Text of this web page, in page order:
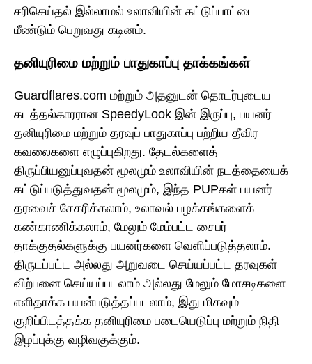
சரிசெய்தல் இல்லாமல் உலாவியின் கட்டுப்பாட்டை
மீண்டும் பெறுவது கடினம்.
தனியுரிமை மற்றும் பாதுகாப்பு தாக்கங்கள்
Guardflares.com மற்றும் அதனுடன் தொடர்புடைய
கடத்தல்காரரான SpeedyLook இன் இருப்பு, பயனர்
தனியுரிமை மற்றும் தரவுப் பாதுகாப்பு பற்றிய தீவிர
கவலைகளை எழுப்புகிறது. தேடல்களைத்
திருப்பியனுப்புவதன் மூலமும் உலாவியின் நடத்தையைக்
கட்டுப்படுத்துவதன் மூலமும், இந்த PUPகள் பயனர்
தரவைச் சேகரிக்கலாம், உலாவல் பழக்கங்களைக்
கண்காணிக்கலாம், மேலும் மேம்பட்ட சைபர்
தாக்குதல்களுக்கு பயனர்களை வெளிப்படுத்தலாம்.
திருடப்பட்ட அல்லது அறுவடை செய்யப்பட்ட தரவுகள்
விற்பனை செய்யப்படலாம் அல்லது மேலும் மோசடிகளை
எளிதாக்க பயன்படுத்தப்படலாம், இது மிகவும்
குறிப்பிடத்தக்க தனியுரிமை படையெடுப்பு மற்றும் நிதி
இழப்புக்கு வழிவகுக்கும்.